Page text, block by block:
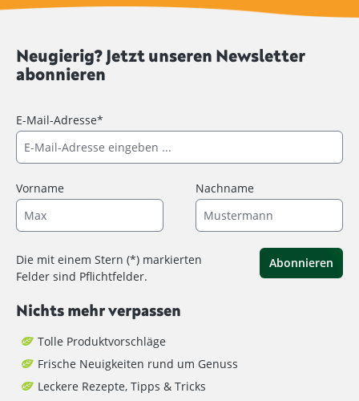
Neugierig? Jetzt unseren Newsletter
abonnieren
E-Mail-Adresse*
Vorname Nachname
Die mit einem Stern (*) markierten
Felder sind Pflichtfelder.
Abonnieren
Nichts mehr verpassen
Tolle Produktvorschläge
Frische Neuigkeiten rund um Genuss
Leckere Rezepte, Tipps & Tricks